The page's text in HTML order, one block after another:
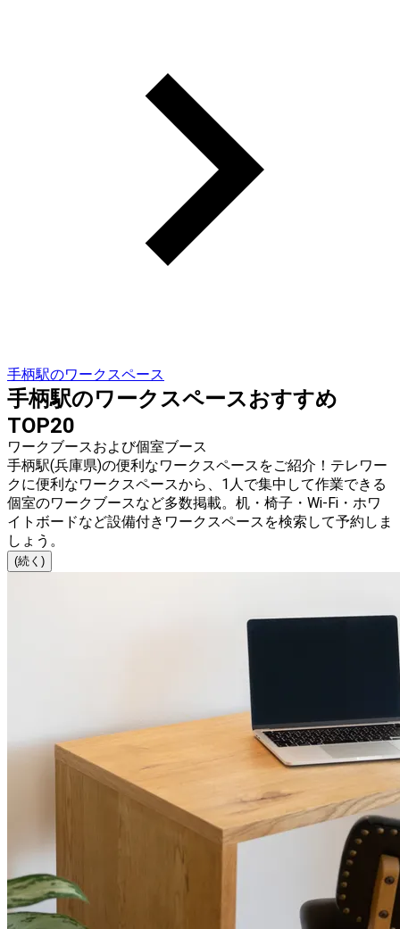
手柄駅のワークスペース
手柄駅のワークスペースおすすめ
TOP20
ワークブースおよび個室ブース
手柄駅(兵庫県)の便利なワークスペースをご紹介！テレワー
クに便利なワークスペースから、1人で集中して作業できる
個室のワークブースなど多数掲載。机・椅子・Wi-Fi・ホワ
イトボードなど設備付きワークスペースを検索して予約しま
しょう。
(続く)